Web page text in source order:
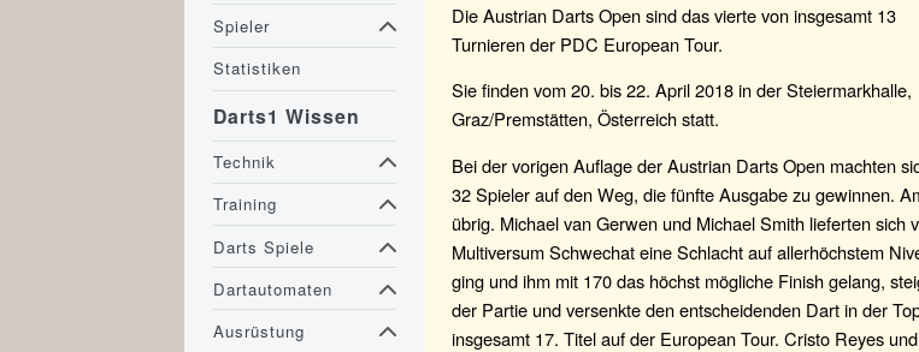
Die Austrian Darts Open sind das vierte von insgesamt 13
Turnieren der PDC European Tour.
Sie finden vom 20. bis 22. April 2018 in der Steiermarkhalle,
Graz/Premstätten, Österreich statt.
Bei der vorigen Auflage der Austrian Darts Open machten
32 Spieler auf den Weg, die fünfte Ausgabe zu gewinnen.
übrig. Michael van Gerwen und Michael Smith lieferten sich
Multiversum Schwechat eine Schlacht auf allerhöchstem
ging und ihm mit 170 das höchst mögliche Finish gelang,
der Partie und versenkte den entscheidenden Dart in der
insgesamt 17. Titel auf der European Tour. Cristo Reyes
Spieler
Statistiken
Darts1 Wissen
Technik
Training
Darts Spiele
Dartautomaten
Ausrüstung